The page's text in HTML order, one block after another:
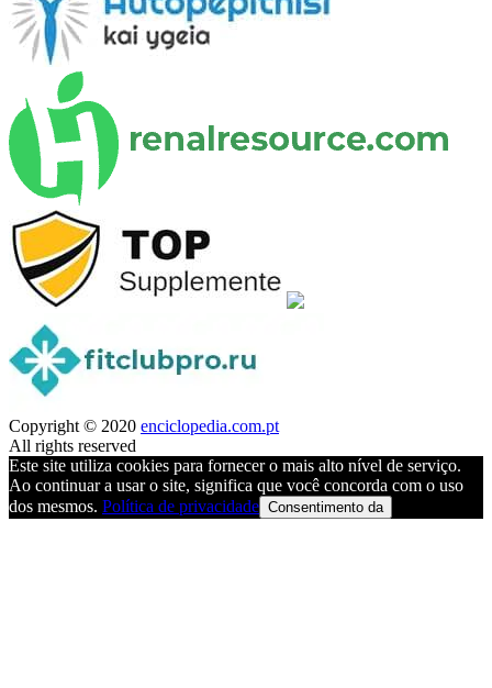
Copyright © 2020 enciclopedia.com.pt
All rights reserved
Este site utiliza cookies para fornecer o mais alto nível de serviço.
Ao continuar a usar o site, significa que você concorda com o uso
dos mesmos. Política de privacidade Consentimento da